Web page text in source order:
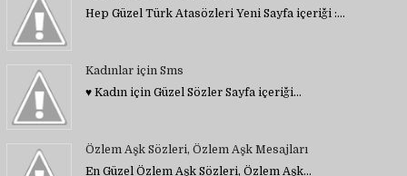
Hep Güzel Türk Atasözleri Yeni Sayfa içeriği :…
Kadınlar için Sms
♥ Kadın için Güzel Sözler Sayfa içeriği…
Özlem Aşk Sözleri, Özlem Aşk Mesajları
En Güzel Özlem Aşk Sözleri, Özlem Aşk…